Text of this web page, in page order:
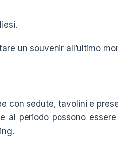
un souvenir all’ultimo
con sedute, tavolini e
periodo possono essere